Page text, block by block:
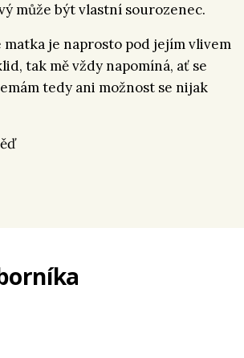
může být vlastní sourozenec.
je naprosto pod jejím vlivem
tak mě vždy napomíná, ať se
tedy ani možnost se nijak